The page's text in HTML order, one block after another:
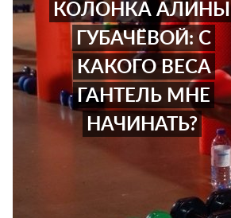
КОЛОНКА АЛИНЫ
ГУБАЧЁВОЙ: С
КАКОГО ВЕСА
ГАНТЕЛЬ МНЕ
НАЧИНАТЬ?